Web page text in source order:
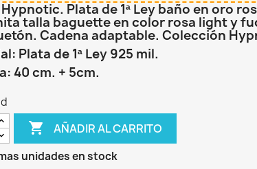
Plata de 1ª Ley baño en oro
talla baguette en color rosa light y
Cadena adaptable. Colección
Plata de 1ª Ley 925 mil.
40 cm. + 5cm.
 AÑADIR AL CARRITO
unidades en stock